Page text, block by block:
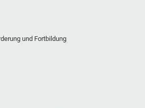
und Fortbildung